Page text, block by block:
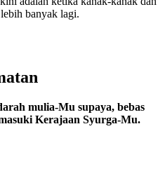
banyak lagi.
mulia-Mu supaya, bebas
Kerajaan Syurga-Mu.